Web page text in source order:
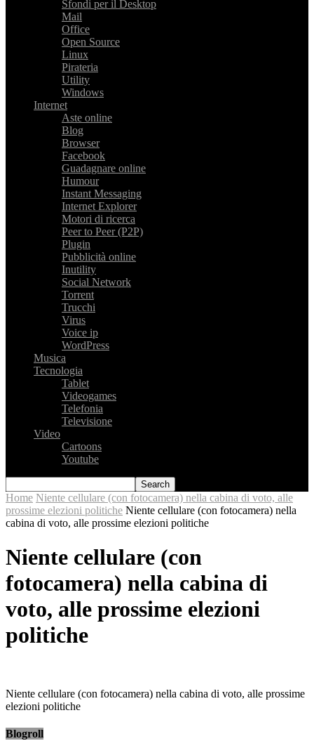
Sfondi per il Desktop
Mail
Office
Open Source
Linux
Pirateria
Utility
Windows
Internet
Aste online
Blog
Browser
Facebook
Guadagnare online
Humour
Instant Messaging
Internet Explorer
Motori di ricerca
Peer to Peer (P2P)
Plugin
Pubblicità online
Inutility
Social Network
Torrent
Trucchi
Virus
Voice ip
WordPress
Musica
Tecnologia
Tablet
Videogames
Telefonia
Televisione
Video
Cartoons
Youtube
Home Niente cellulare (con fotocamera) nella cabina di voto, alle
prossime elezioni politiche Niente cellulare (con fotocamera) nella
cabina di voto, alle prossime elezioni politiche
Niente cellulare (con
fotocamera) nella cabina di
voto, alle prossime elezioni
politiche
Niente cellulare (con fotocamera) nella cabina di voto, alle prossime
elezioni politiche
Blogroll